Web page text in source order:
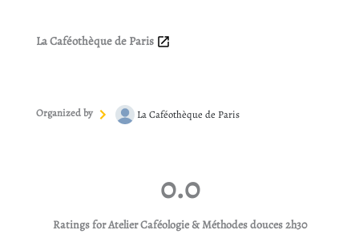
La Caféothèque de Paris
Organized by La Caféothèque de Paris
0.0
Ratings for Atelier Caféologie & Méthodes douces 2h30